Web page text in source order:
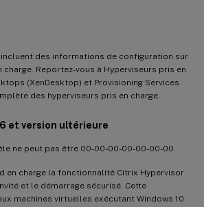
des informations de configuration sur
Reportez-vous à Hyperviseurs pris en
(XenDesktop) et Provisioning Services
des hyperviseurs pris en charge.
et version ultérieure
ne peut pas être 00-00-00-00-00-00-00.
en charge la fonctionnalité Citrix Hypervisor
et le démarrage sécurisé. Cette
machines virtuelles exécutant Windows 10